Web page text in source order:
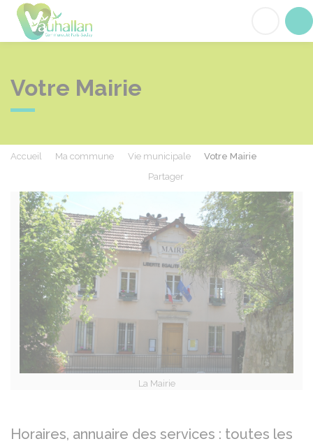
Votre Mairie
Accueil Ma commune Vie municipale
Votre Mairie
Partager
La Mairie
Horaires, annuaire des services : toutes les